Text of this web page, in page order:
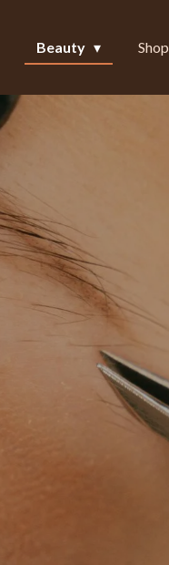
Beauty Shop